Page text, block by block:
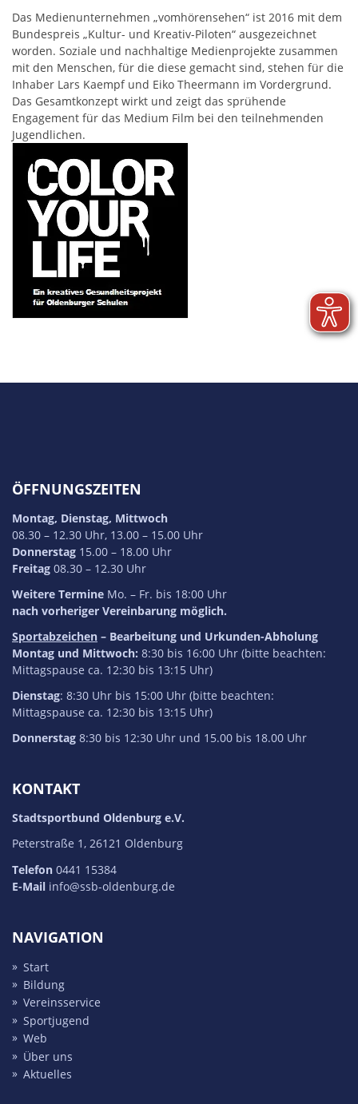
Das Medienunternehmen „vomhörensehen“ ist 2016 mit dem
Bundespreis „Kultur- und Kreativ-Piloten“ ausgezeichnet
worden. Soziale und nachhaltige Medienprojekte zusammen
mit den Menschen, für die diese gemacht sind, stehen für die
Inhaber Lars Kaempf und Eiko Theermann im Vordergrund.
Das Gesamtkonzept wirkt und zeigt das sprühende
Engagement für das Medium Film bei den teilnehmenden
Jugendlichen.
ÖFFNUNGSZEITEN
Montag, Dienstag, Mittwoch
08.30 – 12.30 Uhr, 13.00 – 15.00 Uhr
Donnerstag 15.00 – 18.00 Uhr
Freitag 08.30 – 12.30 Uhr
Weitere Termine Mo. – Fr. bis 18:00 Uhr
nach vorheriger Vereinbarung möglich.
Sportabzeichen – Bearbeitung und Urkunden-Abholung
Montag und Mittwoch: 8:30 bis 16:00 Uhr (bitte beachten:
Mittagspause ca. 12:30 bis 13:15 Uhr)
Dienstag: 8:30 Uhr bis 15:00 Uhr (bitte beachten:
Mittagspause ca. 12:30 bis 13:15 Uhr)
Donnerstag 8:30 bis 12:30 Uhr und 15.00 bis 18.00 Uhr
KONTAKT
Stadtsportbund Oldenburg e.V.
Peterstraße 1, 26121 Oldenburg
Telefon 0441 15384
E-Mail info@ssb-oldenburg.de
NAVIGATION
Start
Bildung
Vereins­service
Sport­jugend
Web
Über uns
Aktuelles